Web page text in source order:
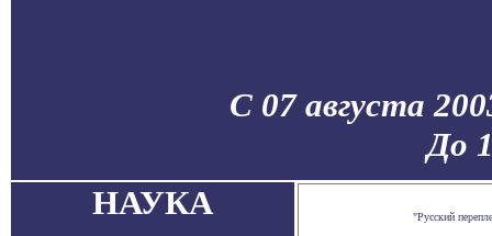
С 07 августа
До
НАУКА
"Русский